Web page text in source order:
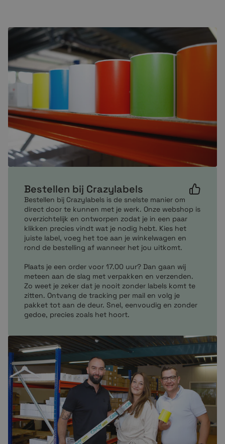
(T)LP 2742
(T)LP 2844
(T)LP 3842
A300
RZ400
RZ600
S4M
ZD220
ZD421
ZT200
ZT220
ZT230
ZT510
ZT620
GC420t
GX420t
GX430t
GX420d
GK420d
GK420t
Heb je nog geen zebra printer? Dan kun je eenZebra
starterspakketaanschaffen. Met deze printer kun je
alleZebra labelsmet een kern van 25 mm printen.
Bestellen bij Crazylabels
Bij Crazylabels
kan je, je bestelling online plaatsen. Via
onze veilige website heb je de etiketten binnen twee
Bestellen bij Crazylabels
Bestellen bij Crazylabels is de snelste manier om
direct door te kunnen met je werk. Onze webshop is
overzichtelijk en ontworpen zodat je in een paar
klikken precies vindt wat je nodig hebt. Kies het
juiste label, voeg het toe aan je winkelwagen en
rond de bestelling af wanneer het jou uitkomt.
Plaats je een order voor 17.00 uur? Dan gaan wij
meteen aan de slag met verpakken en verzenden.
Zo weet je zeker dat je nooit zonder labels komt te
zitten. Ontvang de tracking per mail en volg je
pakket tot aan de deur. Snel, eenvoudig en zonder
gedoe, precies zoals het hoort.